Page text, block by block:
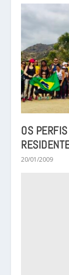
OS
20/01/2009